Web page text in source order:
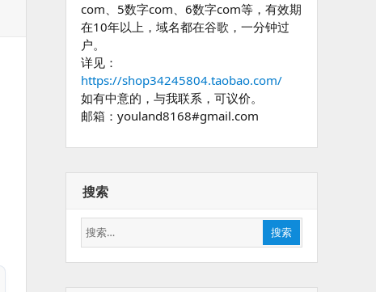
com、5数字com、6数字com等，有效期
在10年以上，域名都在谷歌，一分钟过
户。
详见：
https://shop34245804.taobao.com/
如有中意的，与我联系，可议价。
邮箱：youland8168#gmail.com
搜索
搜
索：
搜索